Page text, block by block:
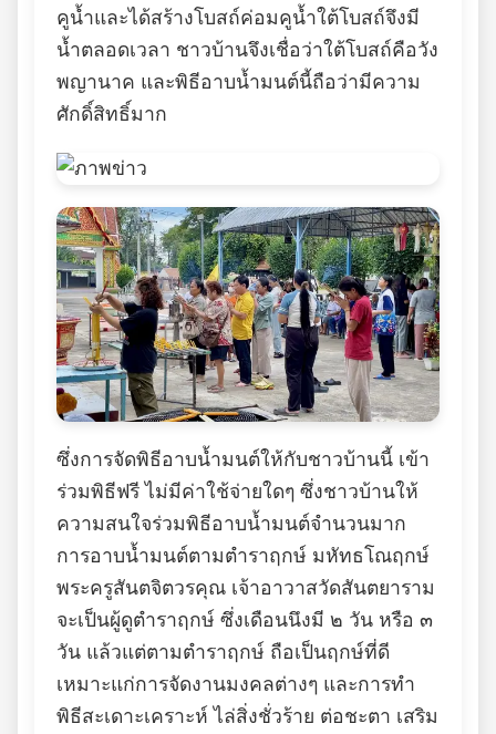
คูน้ำและได้สร้างโบสถ์ค่อมคูน้ำใต้โบสถ์จึงมี
น้ำตลอดเวลา ชาวบ้านจึงเชื่อว่าใต้โบสถ์คือวัง
พญานาค และพิธีอาบน้ำมนต์นี้ถือว่ามีความ
ศักดิ์สิทธิ์มาก
ซึ่งการจัดพิธีอาบน้ำมนต์ให้กับชาวบ้านนี้ เข้า
ร่วมพิธีฟรี ไม่มีค่าใช้จ่ายใดๆ ซึ่งชาวบ้านให้
ความสนใจร่วมพิธีอาบน้ำมนต์จำนวนมาก
การอาบน้ำมนต์ตามตำราฤกษ์ มหัทธโณฤกษ์
พระครูสันตจิตวรคุณ เจ้าอาวาสวัดสันตยาราม
จะเป็นผู้ดูตำราฤกษ์ ซึ่งเดือนนึงมี ๒ วัน หรือ ๓
วัน แล้วแต่ตามตำราฤกษ์ ถือเป็นฤกษ์ที่ดี
เหมาะแก่การจัดงานมงคลต่างๆ และการทำ
พิธีสะเดาะเคราะห์ ไล่สิ่งชั่วร้าย ต่อชะตา เสริม